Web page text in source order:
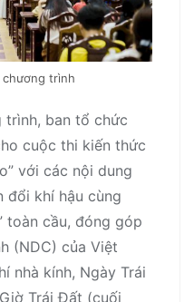
chương trình
trình, ban tổ chức
cuộc thi kiến thức
với các nội dung
đổi khí hậu cùng
toàn cầu, đóng góp
(NDC) của Việt
nhà kính, Ngày Trái
Trái Đất (cuối